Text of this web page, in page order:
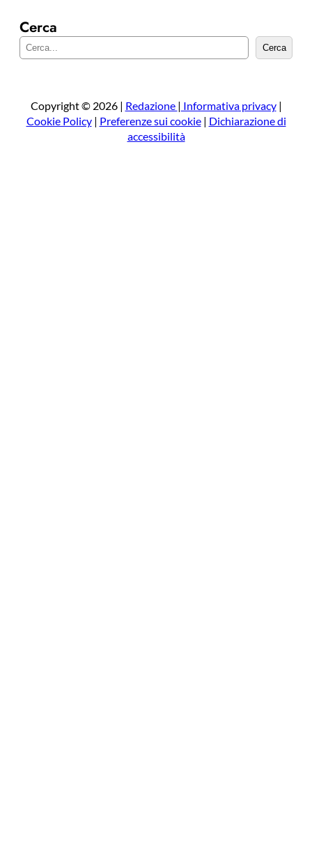
Cerca
e
a
Cerca
Copyright © 2026 | Redazione | Informativa privacy|
Cookie Policy| Preferenze sui cookie| Dichiarazione di
accessibilità